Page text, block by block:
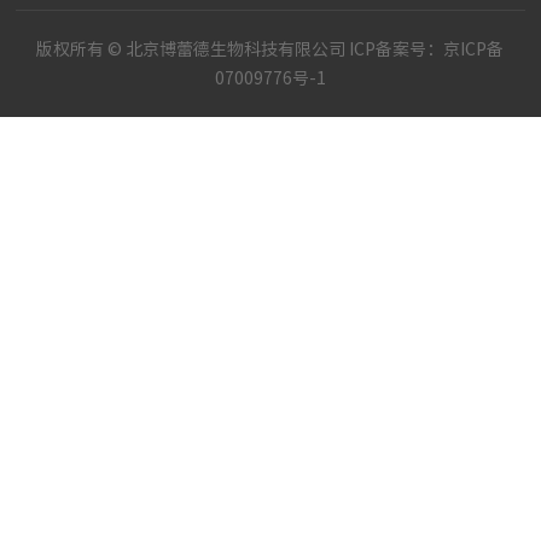
版权所有 © 北京博蕾德生物科技有限公司 ICP备案号： 京ICP备
07009776号-1